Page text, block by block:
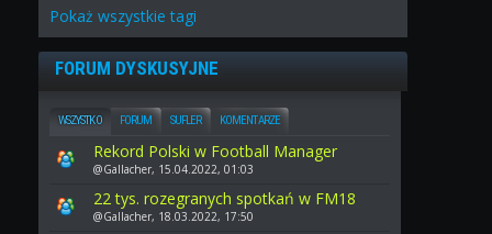
Pokaż wszystkie tagi
FORUM DYSKUSYJNE
WSZYSTKO FORUM SUFLER KOMENTARZE
Rekord Polski w Football Manager
@Gallacher, 15.04.2022, 01:03
22 tys. rozegranych spotkań w FM18
@Gallacher, 18.03.2022, 17:50